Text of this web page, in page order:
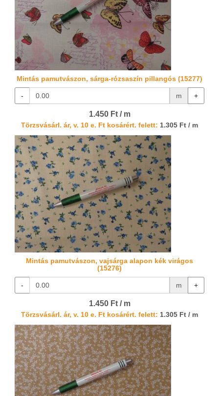
Mintás pamutvászon, sárga-rózsaszín pillangós (15277)
- m +
1.450 Ft / m
Törzsvásárl. ár, v. 10 e. Ft kosárért. felett: 1.305 Ft / m
Mintás pamutvászon, vajsárga alapon kék virágos
(15276)
- m +
1.450 Ft / m
Törzsvásárl. ár, v. 10 e. Ft kosárért. felett: 1.305 Ft / m